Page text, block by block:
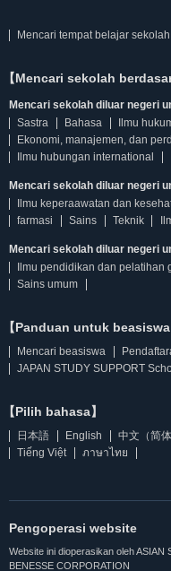
Mencari tempat belajar
【Mencari sekolah
Mencari sekolah diluar negeri
Sastra
Bahasa
Ilmu
Ekonomi, manajemen, dan
Ilmu hubungan international
Mencari sekolah diluar negeri
Ilmu keperaawatan dan
farmasi
Sains Teknik
Mencari sekolah diluar negeri
Ilmu pendidikan dan pelatihan
Sains umum
【Panduan untuk beasiswa
Mencari beasiswa
JAPAN STUDY SUPPORT
【Pilih bahasa】
日本語 English 中文（简体
Tiếng Việt
ภาษาไทย
Pengoperasi website
Website ini dioperasikan oleh ASIAN
BENESSE CORPORATION